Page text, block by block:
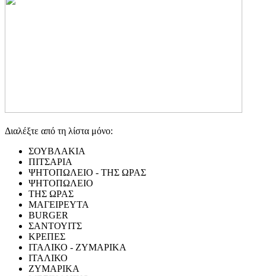
Διαλέξτε από τη λίστα μόνο:
ΣΟΥΒΛΑΚΙΑ
ΠΙΤΣΑΡΙΑ
ΨΗΤΟΠΩΛΕΙΟ - ΤΗΣ ΩΡΑΣ
ΨΗΤΟΠΩΛΕΙΟ
ΤΗΣ ΩΡΑΣ
ΜΑΓΕΙΡΕΥΤΑ
BURGER
ΣΑΝΤΟΥΙΤΣ
ΚΡΕΠΕΣ
ΙΤΑΛΙΚΟ - ΖΥΜΑΡΙΚΑ
ΙΤΑΛΙΚΟ
ΖΥΜΑΡΙΚΑ